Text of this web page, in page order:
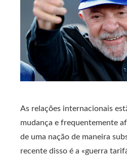
As relações internacionais
mudança e frequentemente
de uma nação de maneira
recente disso é a «guerra